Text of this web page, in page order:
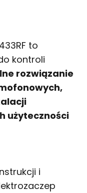
to
kontroli
rozwiązanie
użyteczności
i